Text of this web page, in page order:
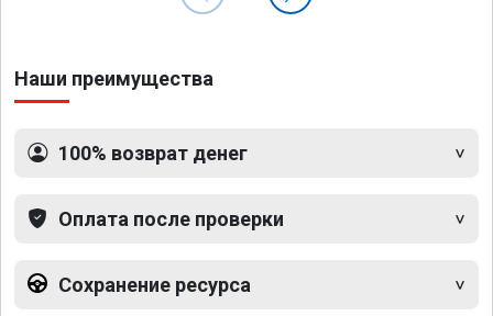
Наши преимущества
100% возврат денег
Оплата после проверки
Сохранение ресурса